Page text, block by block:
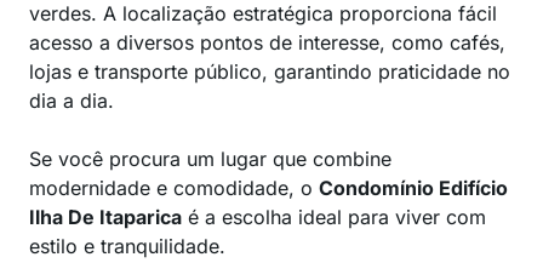
verdes. A localização estratégica proporciona fácil
acesso a diversos pontos de interesse, como cafés,
lojas e transporte público, garantindo praticidade no
dia a dia.
Se você procura um lugar que combine
modernidade e comodidade, o Condomínio Edifício
Ilha De Itaparica é a escolha ideal para viver com
estilo e tranquilidade.